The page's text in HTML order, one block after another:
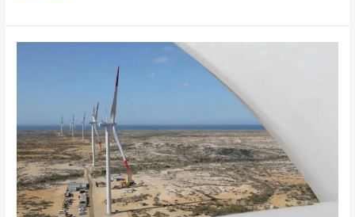
Asociaciones
Público
Privadas,
la
nueva